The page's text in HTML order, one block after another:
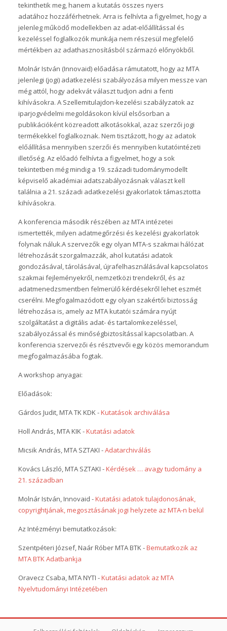
tekinthetik meg, hanem a kutatás összes nyers
adatához hozzáférhetnek. Arra is felhívta a figyelmet, hogy a
jelenleg működő modellekben az adat-előállítással és
kezeléssel foglalkozók munkája nem részesül megfelelő
mértékben az adathasznosításból származó előnyökből.
Molnár István (Innovaid) előadása rámutatott, hogy az MTA
jelenlegi (jogi) adatkezelési szabályozása milyen messze van
még attól, hogy adekvát választ tudjon adni a fenti
kihívásokra. A Szellemitulajdon-kezelési szabályzatok az
iparjogvédelmi megoldásokon kívül elsősorban a
publikációként közreadott alkotásokkal, azaz szerzői jogi
termékekkel foglalkoznak. Nem tisztázott, hogy az adatok
előállítása mennyiben szerzői és mennyiben kutatóintézeti
illetőség. Az előadó felhívta a figyelmet, hogy a sok
tekintetben még mindig a 19. századi tudománymodellt
képviselő akadémiai adatszabályozásnak választ kell
találnia a 21. századi adatkezelési gyakorlatok támasztotta
kihívásokra.
A konferencia második részében az MTA intézetei
ismertették, milyen adatmegőrzési és kezelési gyakorlatok
folynak náluk.A szervezők egy olyan MTA-s szakmai hálózat
létrehozását szorgalmazzák, ahol kutatási adatok
gondozásával, tárolásával, újrafelhasználásával kapcsolatos
szakmai fejleményekről, nemzetközi trendekről, és az
adatmenedzsmentben felmerülő kérdésekről lehet eszmét
cserélni. Megfogalmazódott egy olyan szakértői biztosság
létrehozása is, amely az MTA kutatói számára nyújt
szolgáltatást a digitális adat- és tartalomkezeléssel,
szabályozással és minőségbiztosítással kapcsolatban. A
konferencia szervezői és résztvevői egy közös memorandum
megfogalmazásába fogtak.
A workshop anyagai:
Előadások:
Gárdos Judit, MTA TK KDK -Kutatások archiválása
Holl András, MTA KIK -Kutatási adatok
Micsik András, MTA SZTAKI -Adatarchiválás
Kovács László, MTA SZTAKI -Kérdések … avagy tudomány a
21. században
Molnár István, Innovaid -Kutatási adatok tulajdonosának,
copyrightjának, megosztásának jogi helyzete az MTA-n belül
Az Intézményi bemutatkozások:
Szentpéteri József, Naár Róber MTA BTK -Bemutatkozik az
MTA BTK Adatbankja
Oravecz Csaba, MTA NYTI -Kutatási adatok az MTA
Nyelvtudományi Intézetében